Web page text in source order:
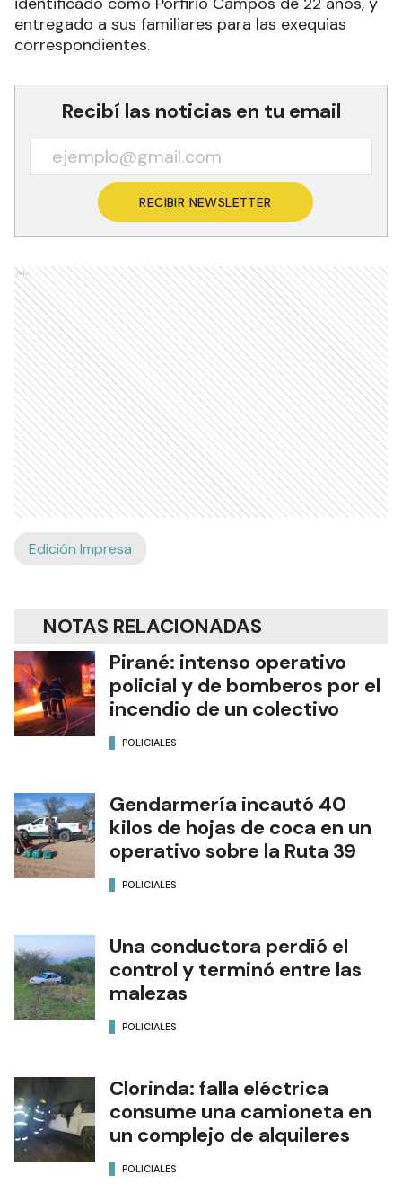
entregado a sus familiares para las exequias
correspondientes.
Recibí las noticias en tu email
RECIBIR NEWSLETTER
Ads
Edición Impresa
NOTAS RELACIONADAS
Pirané: intenso operativo
policial y de bomberos por el
incendio de un colectivo
POLICIALES
Gendarmería incautó 40
kilos de hojas de coca en un
operativo sobre la Ruta 39
POLICIALES
Una conductora perdió el
control y terminó entre las
malezas
POLICIALES
Clorinda: falla eléctrica
consume una camioneta en
un complejo de alquileres
POLICIALES